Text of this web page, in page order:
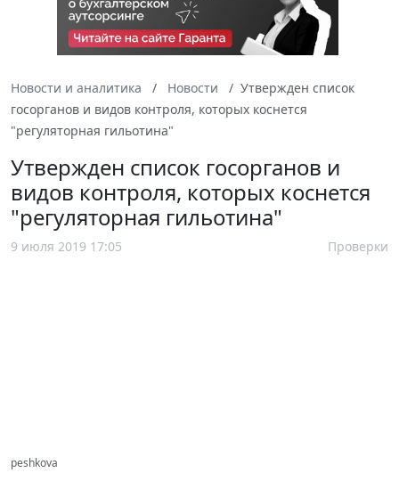
Новости и аналитика Новости
Утвержден список
госорганов и видов контроля, которых коснется
"регуляторная гильотина"
Утвержден список госорганов и
видов контроля, которых коснется
"регуляторная гильотина"
9 июля 2019 17:05 Проверки
peshkova